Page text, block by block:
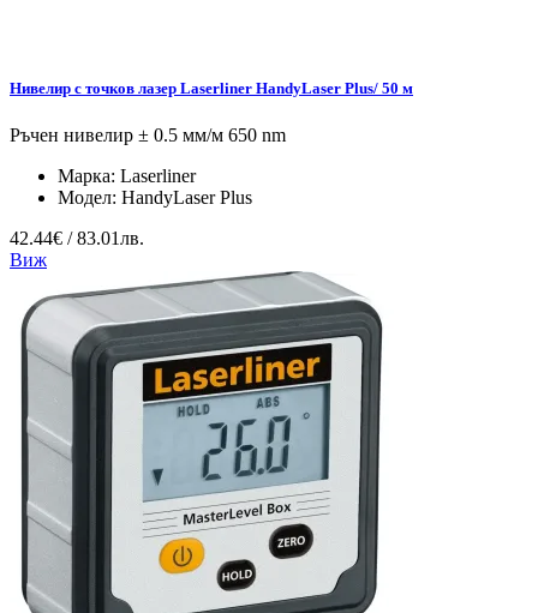
Нивелир с точков лазер Laserliner HandyLaser Plus/ 50 м
Ръчен нивелир ± 0.5 мм/м 650 nm
Марка: Laserliner
Модел: HandyLaser Plus
42.44€ / 83.01лв.
Виж